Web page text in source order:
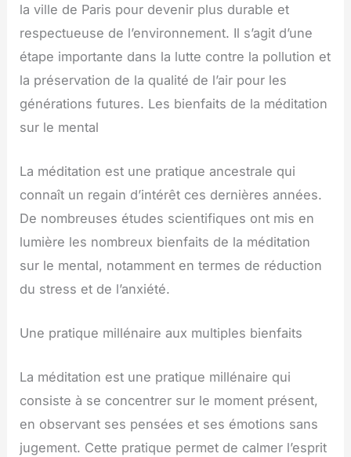
la ville de Paris pour devenir plus durable et
respectueuse de l’environnement. Il s’agit d’une
étape importante dans la lutte contre la pollution et
la préservation de la qualité de l’air pour les
générations futures. Les bienfaits de la méditation
sur le mental
La méditation est une pratique ancestrale qui
connaît un regain d’intérêt ces dernières années.
De nombreuses études scientifiques ont mis en
lumière les nombreux bienfaits de la méditation
sur le mental, notamment en termes de réduction
du stress et de l’anxiété.
Une pratique millénaire aux multiples bienfaits
La méditation est une pratique millénaire qui
consiste à se concentrer sur le moment présent,
en observant ses pensées et ses émotions sans
jugement. Cette pratique permet de calmer l’esprit